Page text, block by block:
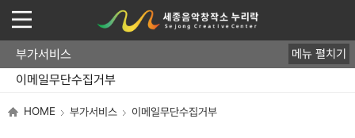
부가서비스
회원가입
로그인
아이디/비밀번호 찾기
개인정보처리방침
저작권보호정책
이용약관
이메일무단수집거부
메뉴 펼치기
HOME 부가서비스 이메일무단수집거부